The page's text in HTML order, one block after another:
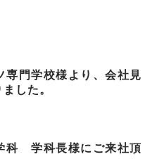
専門学校様より、会社見
した。
科 学科長様にご来社頂